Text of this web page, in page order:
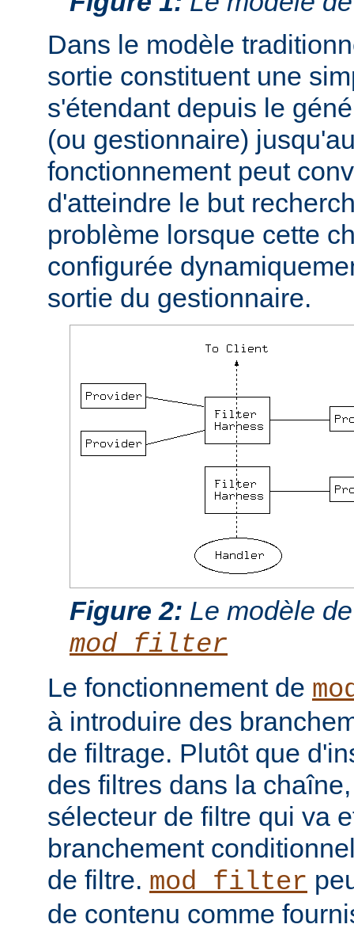
Dans le modèle
sortie constituent une
s'étendant depuis le
(ou gestionnaire)
fonctionnement peut
d'atteindre le but
problème lorsque cette
configurée
sortie du gestionnaire.
Figure 2: Le modèle
mod_filter
Le fonctionnement de
à introduire des
de filtrage. Plutôt que
des filtres dans la
sélecteur de filtre qui va
branchement
de filtre. mod_filter
de contenu comme